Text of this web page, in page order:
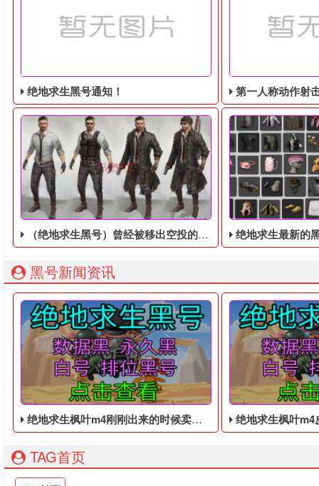
绝地求生黑号通知！
绝地求生黑号： 质保时间内找回换号！ 绝地求生白号： 四无
第一人称动作射击游戏《绝地
2036年，世界上
（绝地求生黑号）曾经被移出空投的道具
绝地求生黑号中的肾上腺素原本是空投中的物资，但后面的
绝地求生最新的黑号购买
绝地求生黑号购
黑号新闻资讯
绝地求生枫叶m4刚刚出来的时候卖多少 - 大逃杀便宜的黑号 绝地求生枫叶m4皮肤怎么获
TAG首页